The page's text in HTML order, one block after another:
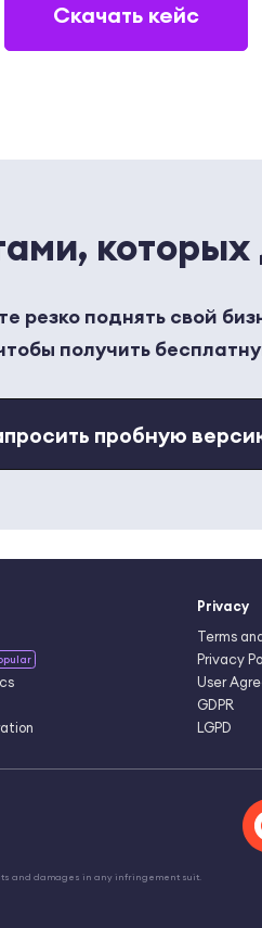
Скачать кейс
резко поднять свой
получить
пробную
Privacy
Terms
Privacy
User
GDPR
LGPD
and damages in any infringement suit.